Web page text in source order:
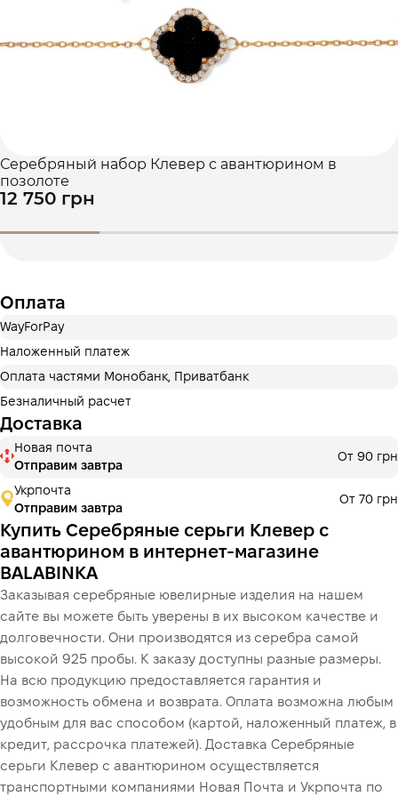
Це ще не оформлення кредитного договору. Ви просто
переходите до наступного кроку.
Купить
Серебряный набор Клевер с авантюрином в
позолоте
12 750 грн
Оплата
WayForPay
Наложенный платеж
Оплата частями Монобанк, Приватбанк
Безналичный расчет
Доставка
Новая почта
Отправим завтра
От 90 грн
Укрпочта
Отправим завтра
От 70 грн
Купить Серебряные серьги Клевер с
авантюрином в интернет-магазине
BALABINKA
Заказывая серебряные ювелирные изделия на нашем
сайте вы можете быть уверены в их высоком качестве и
долговечности. Они производятся из серебра самой
высокой 925 пробы. К заказу доступны разные размеры.
На всю продукцию предоставляется гарантия и
возможность обмена и возврата. Оплата возможна любым
удобным для вас способом (картой, наложенный платеж, в
кредит, рассрочка платежей). Доставка Серебряные
серьги Клевер с авантюрином осуществляется
транспортными компаниями Новая Почта и Укрпочта по